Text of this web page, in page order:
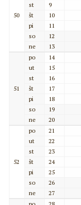
50
st
9
št
10
pi
11
so
12
ne
13
51
po
14
ut
15
st
16
št
17
pi
18
so
19
ne
20
52
po
21
ut
22
st
23
št
24
pi
25
so
26
ne
27